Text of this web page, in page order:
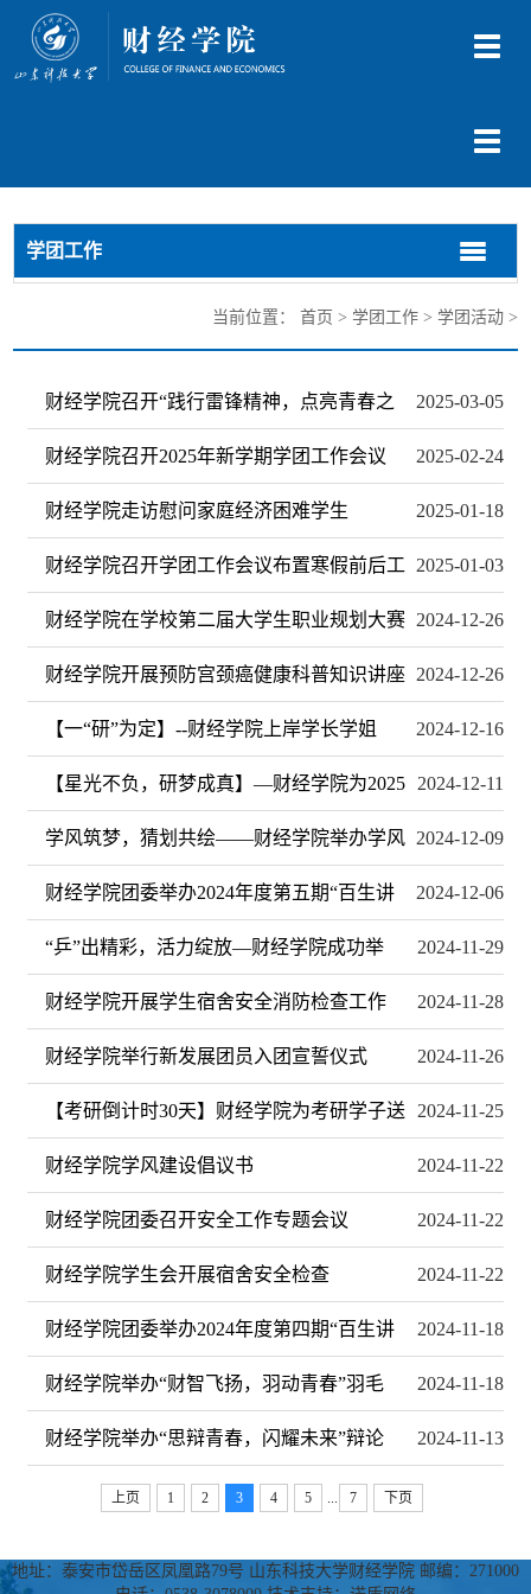
切
切
导
学团工作
切
换
航
切
换
航
当前位置： 首页 > 学团工作> 学团活动>
财经学院召开“践行雷锋精神，点亮青春之 2025-03-05
财经学院召开2025年新学期学团工作会议 2025-02-24
财经学院走访慰问家庭经济困难学生 2025-01-18
财经学院召开学团工作会议布置寒假前后工 2025-01-03
财经学院在学校第二届大学生职业规划大赛 2024-12-26
财经学院开展预防宫颈癌健康科普知识讲座 2024-12-26
【一“研”为定】--财经学院上岸学长学姐 2024-12-16
【星光不负，研梦成真】—财经学院为2025 2024-12-11
学风筑梦，猜划共绘——财经学院举办学风 2024-12-09
财经学院团委举办2024年度第五期“百生讲 2024-12-06
“乒”出精彩，活力绽放—财经学院成功举 2024-11-29
财经学院开展学生宿舍安全消防检查工作 2024-11-28
财经学院举行新发展团员入团宣誓仪式 2024-11-26
【考研倒计时30天】财经学院为考研学子送 2024-11-25
财经学院学风建设倡议书 2024-11-22
财经学院团委召开安全工作专题会议 2024-11-22
财经学院学生会开展宿舍安全检查 2024-11-22
财经学院团委举办2024年度第四期“百生讲 2024-11-18
财经学院举办“财智飞扬，羽动青春”羽毛 2024-11-18
财经学院举办“思辩青春，闪耀未来”辩论 2024-11-13
上页 1 2 3 4 5 ... 7 下页
地址：泰安市岱岳区凤凰路79号 山东科技大学财经学院 邮编：271000